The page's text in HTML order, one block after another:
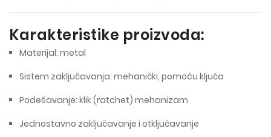
Karakteristike proizvoda:
Materijal: metal
Sistem zaključavanja: mehanički, pomoću ključa
Podešavanje: klik (ratchet) mehanizam
Jednostavno zaključavanje i otključavanje